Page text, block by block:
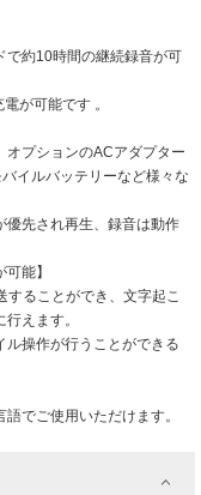
で約10時間の継続録音が可
が可能です 。
プションのACアダプター
イルバッテリーなど様々な
先され再生、録音は動作
能】
することができ、文字起こ
えます。
操作が行うことができる
でご使用いただけます。